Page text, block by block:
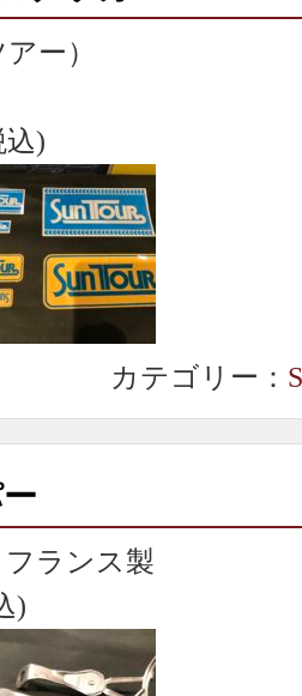
ー）
込)
カテゴリー：
ー
ランス製
)